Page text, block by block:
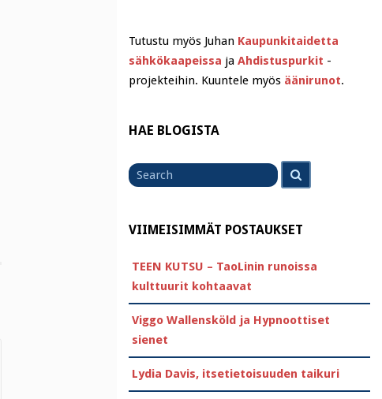
Tutustu myös Juhan Kaupunkitaidetta
sähkökaapeissa ja Ahdistuspurkit -
projekteihin. Kuuntele myös äänirunot.
HAE BLOGISTA
for
VIIMEISIMMÄT POSTAUKSET
TEEN KUTSU – TaoLinin runoissa
kulttuurit kohtaavat
Viggo Wallensköld ja Hypnoottiset
sienet
Lydia Davis, itsetietoisuuden taikuri